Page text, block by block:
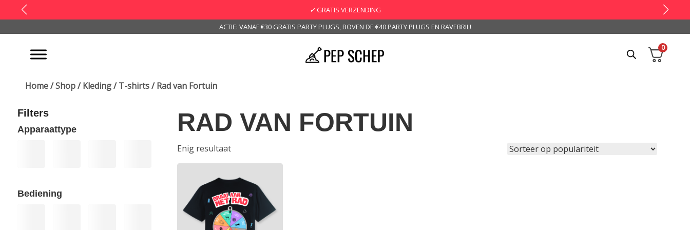
✓GRATIS VERZENDING
ACTIE: VANAF €30 GRATIS PARTY PLUGS, BOVEN DE €40 PARTY PLUGS EN RAVEBRIL!
0
Home/Shop/Kleding/T-shirts/ Rad van Fortuin
Filters
Apparaattype
Bediening
RAD VAN FORTUIN
Enig resultaat